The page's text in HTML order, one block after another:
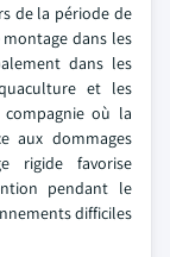
de la période de
dans les
dans les
et les
où la
aux dommages
rigide favorise
pendant le
difficiles